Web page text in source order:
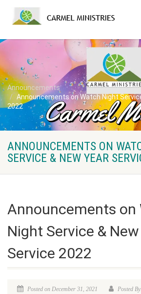
Announcements
Announcements on Watch Night
2022
ANNOUNCEMENTS ON
SERVICE & NEW YEAR
Announcements on
Night Service &
Service 2022
Posted on December 31, 2021
Posted